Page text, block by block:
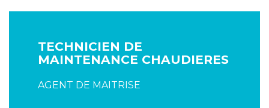
TECHNICIEN DE
MAINTENANCE CHAUDIERES
AGENT DE MAITRISE